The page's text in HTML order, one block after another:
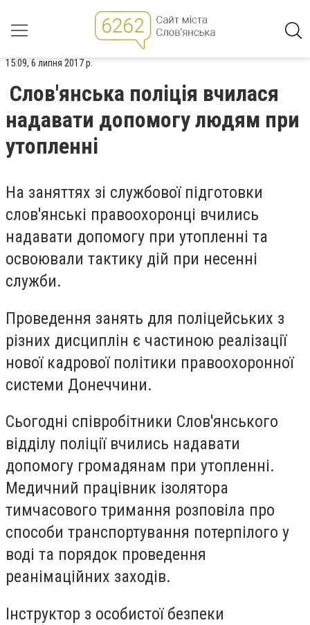
15:09, 6 липня 2017 р.
Слов'янська поліція вчилася
надавати допомогу людям при
утопленні
На заняттях зі службової підготовки
слов'янські правоохоронці вчились
надавати допомогу при утопленні та
освоювали тактику дій при несенні
служби.
Проведення занять для поліцейських з
різних дисциплін є частиною реалізації
нової кадрової політики правоохоронної
системи Донеччини.
Сьогодні співробітники Слов'янського
відділу поліції вчились надавати
допомогу громадянам при утопленні.
Медичний працівник ізолятора
тимчасового тримання розповіла про
способи транспортування потерпілого у
воді та порядок проведення
реанімаційних заходів.
Інструктор з особистої безпеки